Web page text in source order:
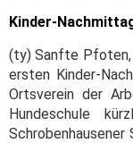
Kinder-
(ty) Sanfte Pfoten,
ersten Kinder-
Ortsverein der
Hundeschule